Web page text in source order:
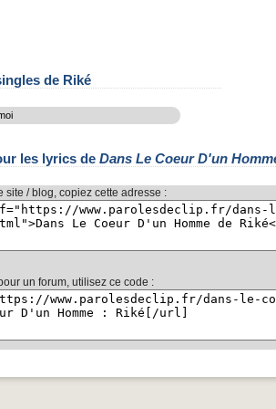
de Riké
les lyrics de Dans Le Coeur D'un
site / blog, copiez cette adresse :
un forum, utilisez ce code :